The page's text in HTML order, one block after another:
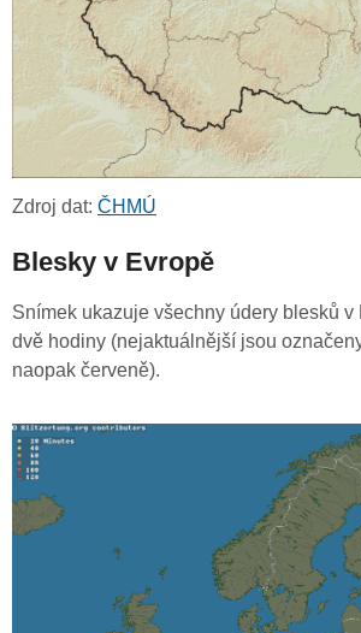
Zdroj dat: ČHMÚ
Blesky v Evropě
Snímek ukazuje všechny údery blesků
dvě hodiny (nejaktuálnější jsou
naopak červeně).